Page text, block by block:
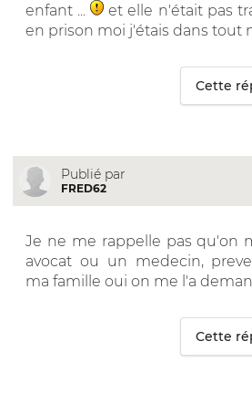
enfant ...
et elle n'était pas
en prison moi j'étais dans tout
Cette
Publié par
FRED62
Je ne me rappelle pas qu'on
avocat ou un medecin,
ma famille oui on me l'a
Cette